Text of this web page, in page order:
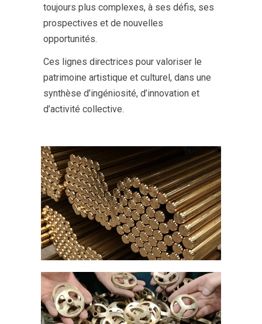
toujours plus complexes, à ses défis, ses
prospectives et de nouvelles
opportunités.
Ces lignes directrices pour valoriser le
patrimoine artistique et culturel, dans une
synthèse d’ingéniosité, d’innovation et
d’activité collective.